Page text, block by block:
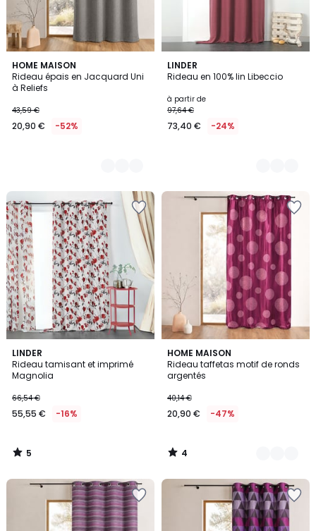
HOME MAISON
Rideau épais en Jacquard Uni
à Reliefs
43,59 €
20,90 € -52%
2
Couleurs
LINDER
Rideau en 100% lin Libeccio
à partir de
97,64 €
73,40 € -24%
9
Couleurs
LINDER
Rideau tamisant et imprimé
Magnolia
66,54 €
55,55 € -16%
5
/
5
5
/
HOME MAISON
Rideau taffetas motif de ronds
argentés
40,14 €
20,90 € -47%
4
/
5
7
Couleurs
4
/